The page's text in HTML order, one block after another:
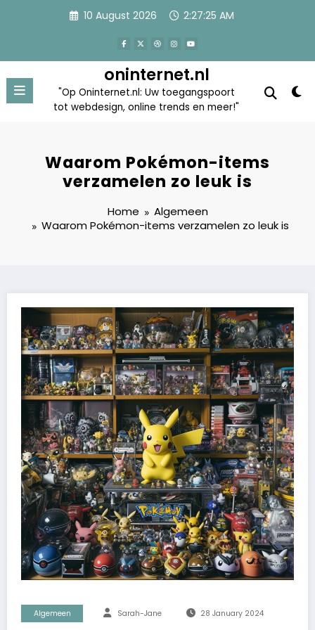
10 August 2026 2:27:25 AM
oninternet.nl
"Op Oninternet.nl: Uw toegangspoort
tot webdesign, online trends en meer!"
Waarom Pokémon-items
verzamelen zo leuk is
Home
Algemeen
Waarom Pokémon-items verzamelen zo leuk is
Algemeen Sarah-Jane 28 January 2024